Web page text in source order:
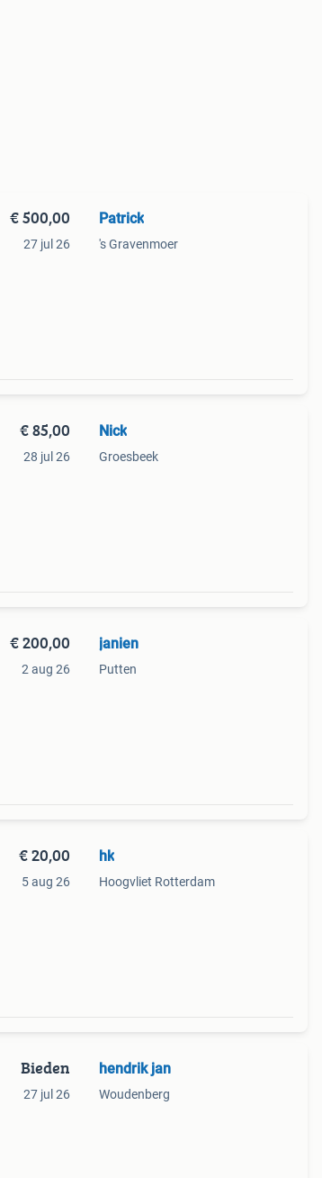
€ 500,00
27 jul 26
Patrick
's Gravenmoer
€ 85,00
28 jul 26
Nick
Groesbeek
€ 200,00
2 aug 26
janien
Putten
€ 20,00
5 aug 26
hk
Hoogvliet Rotterdam
Bieden
27 jul 26
hendrik jan
Woudenberg